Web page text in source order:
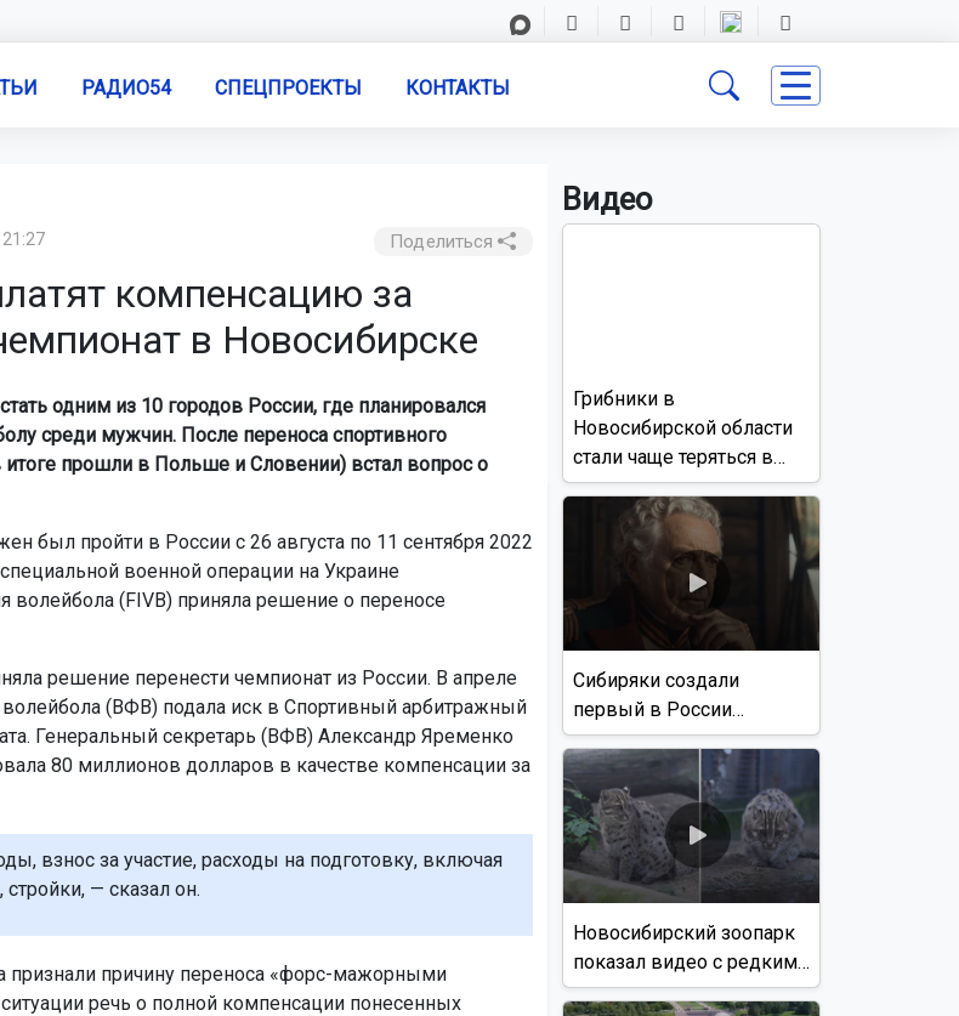
РАДИО54 СПЕЦПРОЕКТЫ КОНТАКТЫ
Поделиться
компенсацию за
в Новосибирске
одним из 10 городов России, где планировался
среди мужчин. После переноса спортивного
итоге прошли в Польше и Словении) встал вопрос о
был пройти в России с 26 августа по 11 сентября 2022
военной операции на Украине
(FIVB) приняла решение о переносе
решение перенести чемпионат из России. В апреле
(ВФВ) подала иск в Спортивный арбитражный
Генеральный секретарь (ВФВ) Александр Яременко
80 миллионов долларов в качестве компенсации за
взнос за участие, расходы на подготовку, включая
— сказал он.
признали причину переноса «форс-мажорными
речь о полной компенсации понесенных
Видео
Грибники в
Новосибирской области
стали чаще теряться в
лесах
Сибиряки создали
первый в России
документальный фильм
с использованием ИИ
Новосибирский зоопарк
показал видео с редким
виверровым котом